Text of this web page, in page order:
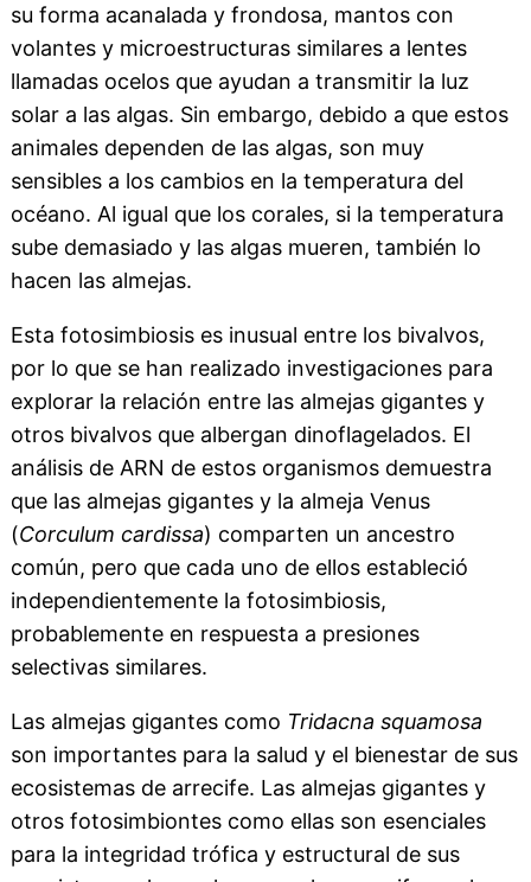
su forma acanalada y frondosa, mantos con
volantes y microestructuras similares a lentes
llamadas ocelos que ayudan a transmitir la luz
solar a las algas. Sin embargo, debido a que estos
animales dependen de las algas, son muy
sensibles a los cambios en la temperatura del
océano. Al igual que los corales, si la temperatura
sube demasiado y las algas mueren, también lo
hacen las almejas.
Esta fotosimbiosis es inusual entre los bivalvos,
por lo que se han realizado investigaciones para
explorar la relación entre las almejas gigantes y
otros bivalvos que albergan dinoflagelados. El
análisis de ARN de estos organismos demuestra
que las almejas gigantes y la almeja Venus
(Corculum cardissa) comparten un ancestro
común, pero que cada uno de ellos estableció
independientemente la fotosimbiosis,
probablemente en respuesta a presiones
selectivas similares.
Las almejas gigantes como Tridacna squamosa
son importantes para la salud y el bienestar de sus
ecosistemas de arrecife. Las almejas gigantes y
otros fotosimbiontes como ellas son esenciales
para la integridad trófica y estructural de sus